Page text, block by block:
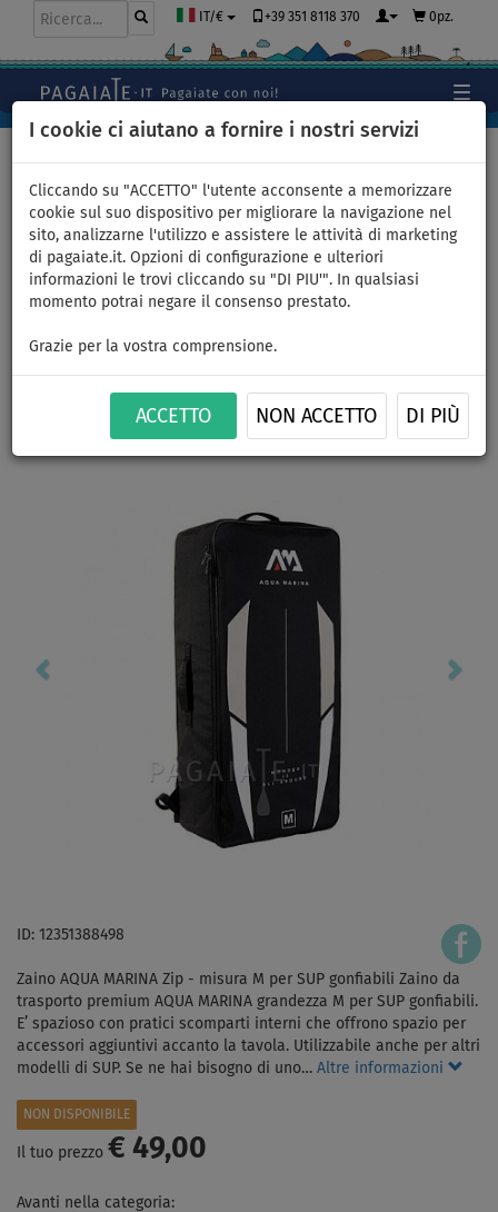
I cookie ci aiutano a fornire i nostri servizi
Cliccando su "ACCETTO" l'utente acconsente a memorizzare
cookie sul suo dispositivo per migliorare la navigazione nel
sito, analizzarne l'utilizzo e assistere le attività di marketing
di pagaiate.it. Opzioni di configurazione e ulteriori
informazioni le trovi cliccando su "DI PIU'". In qualsiasi
momento potrai negare il consenso prestato.
Grazie per la vostra comprensione.
ACCETTO NON ACCETTO DI PIÙ
IT/€ +39 351 8118 370 0pz.
Zaino da trasporto AQUA
MARINA Zip M per SUP
gonfiabili
Next
ID: 12351388498
Zaino AQUA MARINA Zip - misura M per SUP gonfiabili Zaino da
trasporto premium AQUA MARINA grandezza M per SUP gonfiabili.
E’ spazioso con pratici scomparti interni che offrono spazio per
accessori aggiuntivi accanto la tavola. Utilizzabile anche per altri
modelli di SUP. Se ne hai bisogno di uno… Altre informazioni
NON DISPONIBILE
Il tuo prezzo € 49,00
Avanti nella categoria: